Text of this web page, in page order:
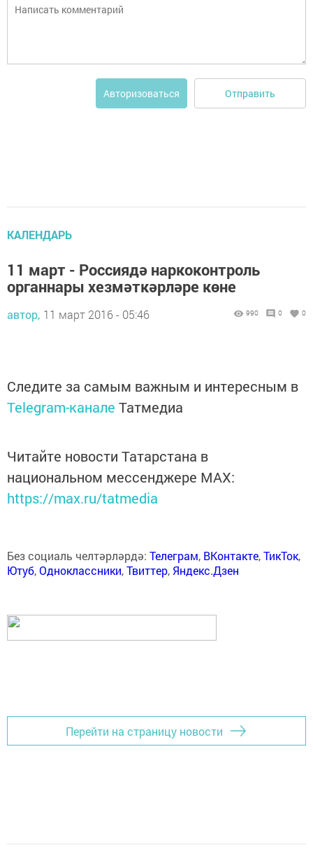
Авторизоваться Отправить
КАЛЕНДАРЬ
11 март - Россиядә наркоконтроль
органнары хезмәткәрләре көне
автор, 11 март 2016 - 05:46 990 0 0
Следите за самым важным и интересным в
Telegram-канале Татмедиа
Читайте новости Татарстана в
национальном мессенджере MАХ:
https://max.ru/tatmedia
Без социаль челтәрләрдә: Телеграм, ВКонтакте,ТикТок,
Ютуб,Одноклассники,Твиттер, Яндекс.Дзен
Перейти на страницу новости